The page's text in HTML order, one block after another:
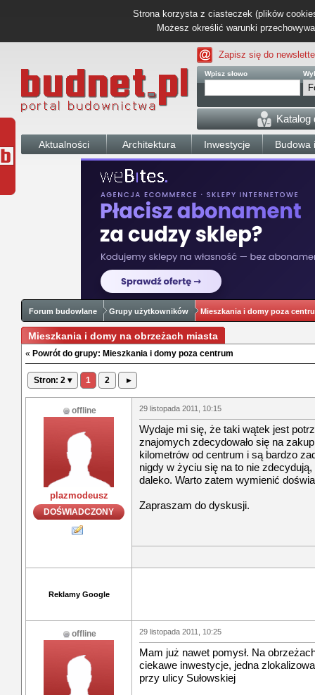
Strona korzysta z ciasteczek (plików
Możesz określić warunki
Zapisz się do
Wpisz słowo
Katalog
Aktualności Architektura Inwestycje Budowa
Forum budowlane Grupy użytkowników Mieszkania i domy poza
Mieszkania i domy na obrzeżach miasta
« Powrót do grupy: Mieszkania i domy poza centrum
Stron: 2 ▾ 1 2 ▸
offline
plazmodeusz
DOŚWIADCZONY
29 listopada 2011, 10:15
Wydaje mi się, że taki wątek jest
znajomych zdecydowało się na
kilometrów od centrum i są bardzo
nigdy w życiu się na to nie
daleko. Warto zatem wymienić
Zapraszam do dyskusji.
Reklamy Google
offline 29 listopada 2011, 10:25
Mam już nawet pomysł. Na
ciekawe inwestycje, jedna
przy ulicy Sułowskiej